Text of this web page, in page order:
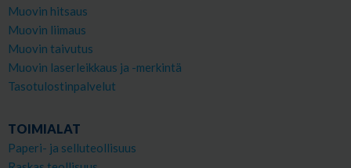
Muovin hitsaus
Muovin liimaus
Muovin taivutus
Muovin laserleikkaus ja -merkintä
Tasotulostinpalvelut
TOIMIALAT
Paperi- ja selluteollisuus